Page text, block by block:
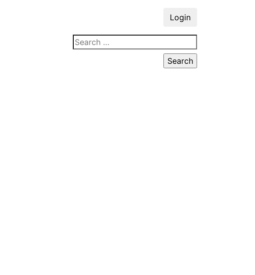
Login